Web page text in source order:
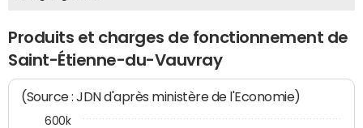
Produits et charges de fonctionnement de
Saint-Étienne-du-Vauvray
(Source : JDN d'après ministère de l'Economie)
600k